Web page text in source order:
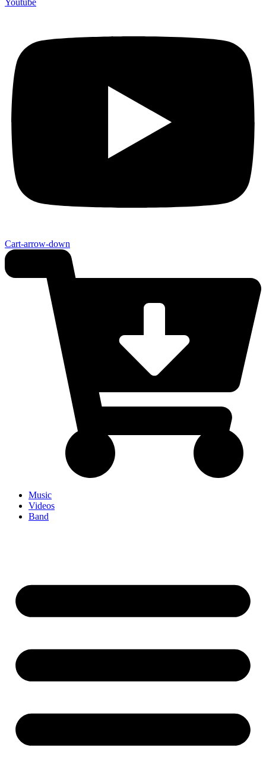
Cart-arrow-down
Music
Videos
Band